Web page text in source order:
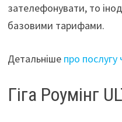
зателефонувати, то
базовими тарифами.
Детальніше про послугу
Гіга Роумінг